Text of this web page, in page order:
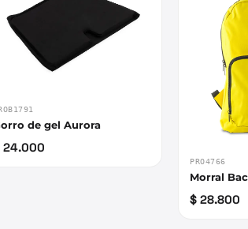
de gel Aurora
24.000
PRO4766
Morral
$ 28.800